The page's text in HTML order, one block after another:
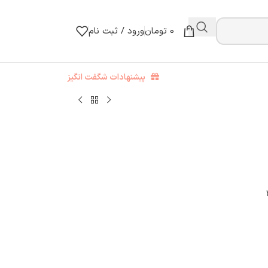
0 تومانورود / ثبت نام
پیشنهادات شگفت انگیز